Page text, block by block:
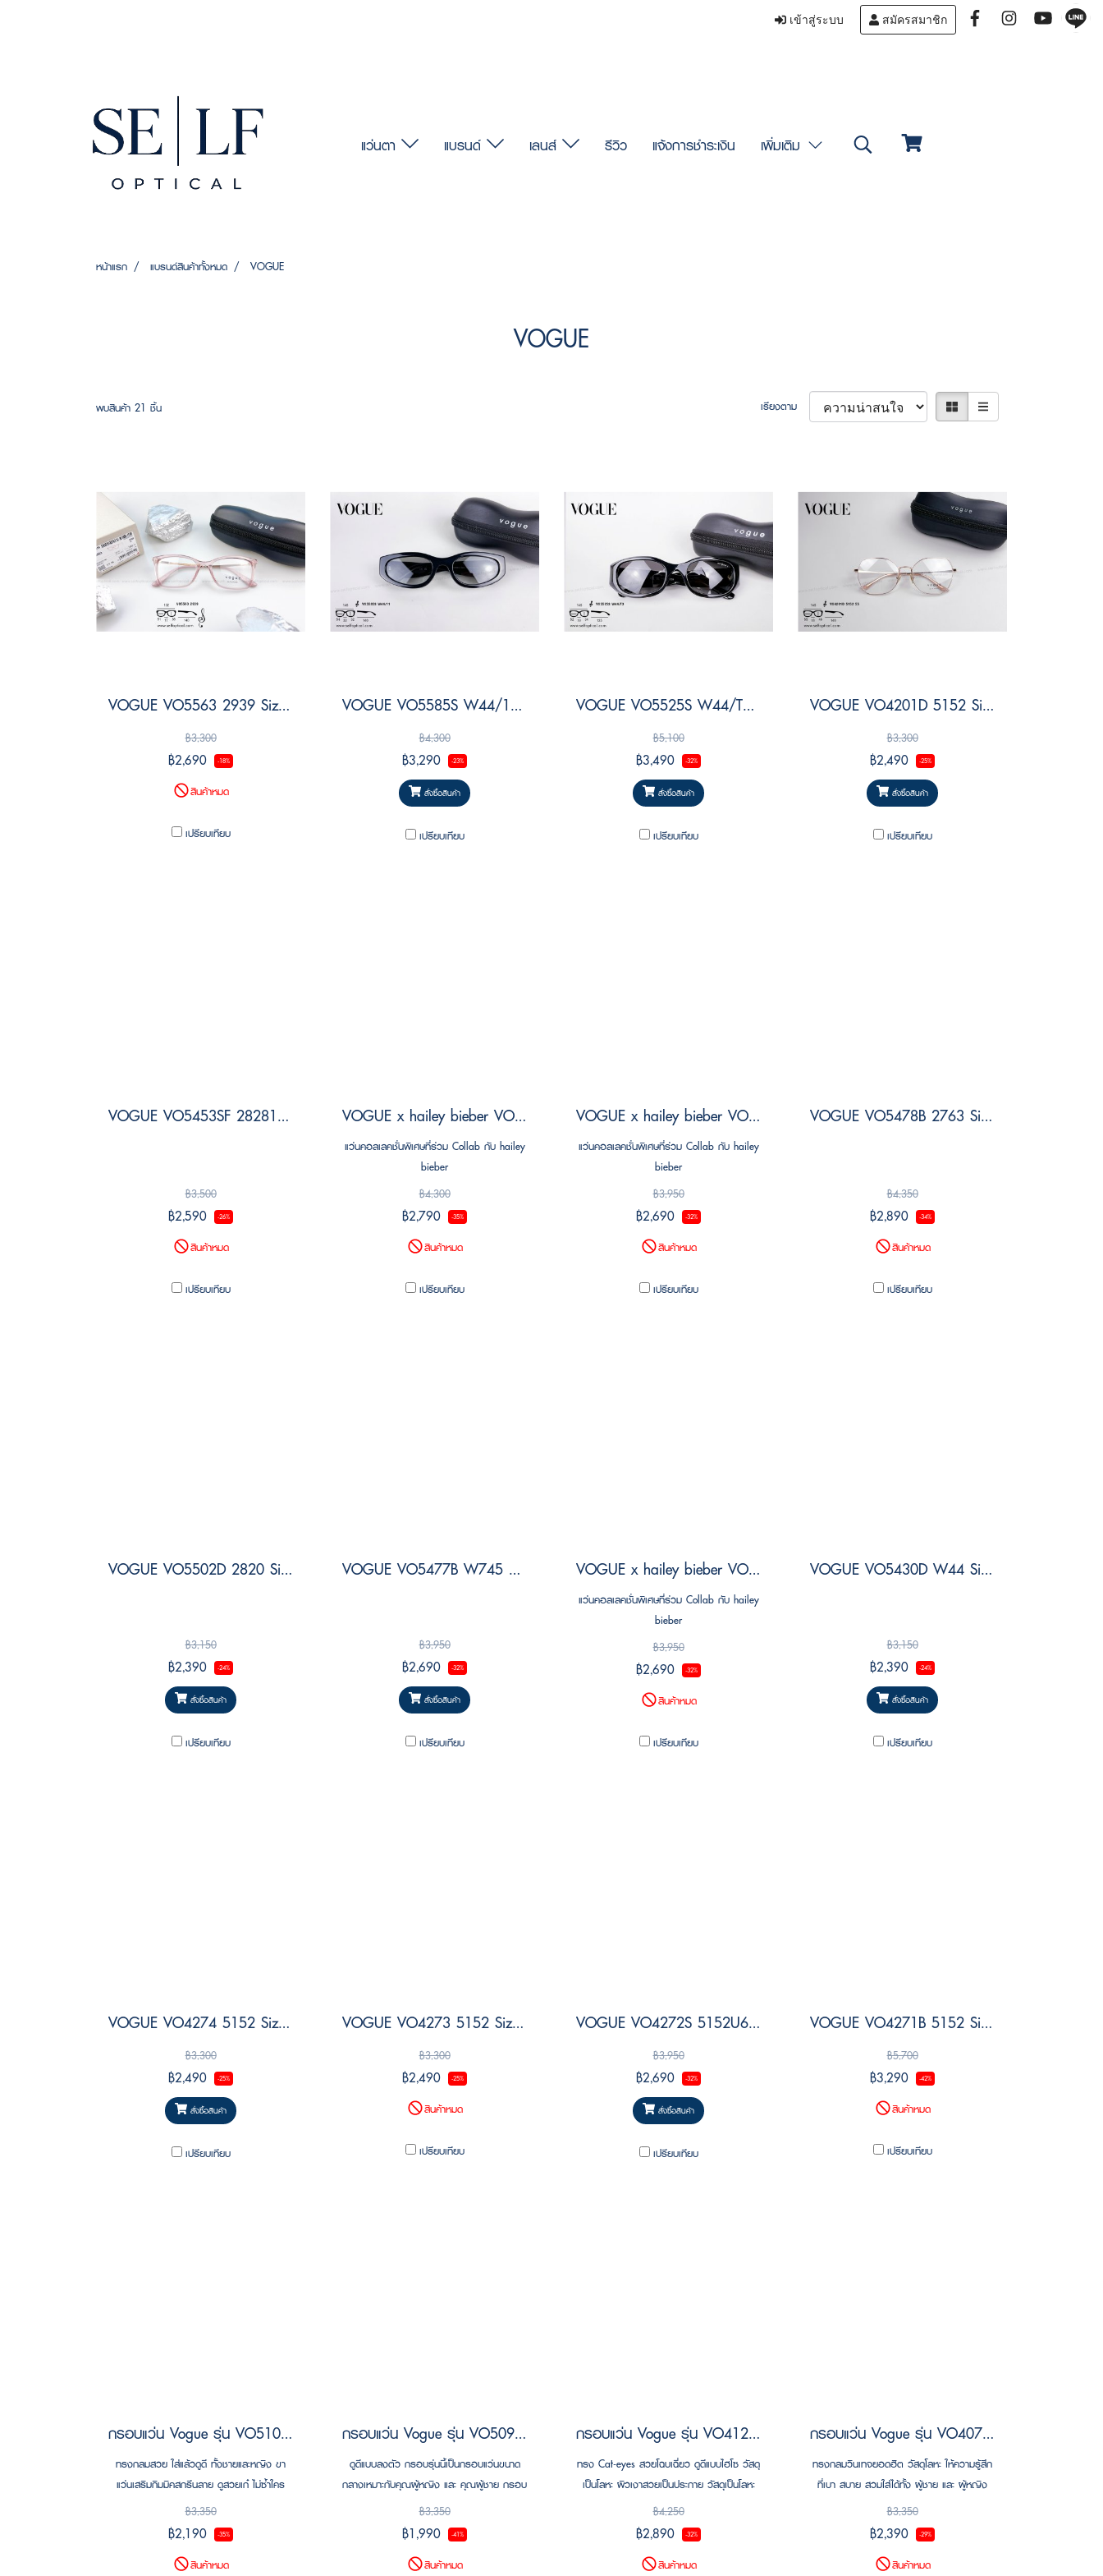
เข้าสู่ระบบ สมัครสมาชิก
แว่นตา แบรนด์ เลนส์ รีวิว แจ้งการชำระเงิน เพิ่มเติม
หน้าแรก แบรนด์สินค้าทั้งหมด VOGUE
VOGUE
พบสินค้า 21 ชิ้น เรียงตาม
VOGUE VO5563 2939 Size 51
฿3,300
฿2,690 -18%
สินค้าหมด
เปรียบเทียบ
VOGUE VO5585S W44/11 Size 54
฿4,300
฿3,290 -23%
สั่งซื้อสินค้า
เปรียบเทียบ
VOGUE VO5525S W44/T3 Size 52 ( Polarized Lens )
฿5,100
฿3,490 -32%
สั่งซื้อสินค้า
เปรียบเทียบ
VOGUE VO4201D 5152 Size 55
฿3,300
฿2,490 -25%
สั่งซื้อสินค้า
เปรียบเทียบ
VOGUE VO5453SF 282813 Size 54
฿3,500
฿2,590 -26%
สินค้าหมด
เปรียบเทียบ
VOGUE x hailey bieber VO5512S W44/87 Size 55
แว่นคอลเลคชั่นพิเศษที่ร่วม Collab กับ hailey
bieber
฿4,300
฿2,790 -35%
สินค้าหมด
เปรียบเทียบ
VOGUE x hailey bieber VO5440S W65613 Size 55
แว่นคอลเลคชั่นพิเศษที่ร่วม Collab กับ hailey
bieber
฿3,950
฿2,690 -32%
สินค้าหมด
เปรียบเทียบ
VOGUE VO5478B 2763 Size 52
฿4,350
฿2,890 -34%
สินค้าหมด
เปรียบเทียบ
VOGUE VO5502D 2820 Size 54
฿3,150
฿2,390 -24%
สั่งซื้อสินค้า
เปรียบเทียบ
VOGUE VO5477B W745 Size 52
฿3,950
฿2,690 -32%
สั่งซื้อสินค้า
เปรียบเทียบ
VOGUE x hailey bieber VO5444SF 300813 Size 52
แว่นคอลเลคชั่นพิเศษที่ร่วม Collab กับ hailey
bieber
฿3,950
฿2,690 -32%
สินค้าหมด
เปรียบเทียบ
VOGUE VO5430D W44 Size 53
฿3,150
฿2,390 -24%
สั่งซื้อสินค้า
เปรียบเทียบ
VOGUE VO4274 5152 Size 53
฿3,300
฿2,490 -25%
สั่งซื้อสินค้า
เปรียบเทียบ
VOGUE VO4273 5152 Size 53
฿3,300
฿2,490 -25%
สินค้าหมด
เปรียบเทียบ
VOGUE VO4272S 5152U6 Size 57
฿3,950
฿2,690 -32%
สั่งซื้อสินค้า
เปรียบเทียบ
VOGUE VO4271B 5152 Size 54
฿5,700
฿3,290 -42%
สินค้าหมด
เปรียบเทียบ
กรอบแว่น Vogue รุ่น VO5101D W44
ทรงกลมสวย ใส่แล้วดูดี ทั้งชายและหญิง ขา
แว่นเสริมกิมมิคสกรีนลาย ดูสวยเก๋ ไม่ซ้ำใคร
โดดเด่นขึ้นไปอีก กรอบน้ำหนักเบามาก ใส่สบาย
ครับ
฿3,350
฿2,190 -35%
สินค้าหมด
กรอบแว่น Vogue รุ่น VO5099D W44
ดูดีแบบลงตัว กรอบรุ่นนี้เป็นกรอบแว่นขนาด
กลางเหมาะกับคุณผู้หญิง และ คุณผู้ชาย กรอบ
ดำ ให้ลุคเรียบหรู น่าค้นหา ลิขสิทธิแท้รับประกัน
จาก Luxottica 2 ปี
฿3,350
฿1,990 -41%
สินค้าหมด
กรอบแว่น Vogue รุ่น VO4128D 323
ทรง Cat-eyes สวยโฉบเฉี่ยว ดูดีแบบไฮโซ วัสดุ
เป็นโลหะ ผิวเงาสวยเป็นประกาย วัสดุเป็นโลหะ
แต่ให้ความรู้สึกที่เบา สบาย สวมใส่ได้ทั้ง ผู้ชาย
และ ผู้หญิง
฿4,250
฿2,890 -32%
สินค้าหมด
กรอบแว่น Vogue รุ่น VO4075D 352
ทรงกลมวินเทจยอดฮิต วัสดุโลหะ ให้ความรู้สึก
ที่เบา สบาย สวมใส่ได้ทั้ง ผู้ชาย และ ผู้หญิง
฿3,350
฿2,390 -29%
สินค้าหมด